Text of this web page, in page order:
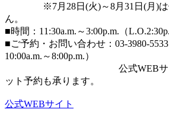
※7月28日(火)～8月31日(月)は
ん。
■時間：11:30a.m.～3:00p.m.（
■ご予約・お問い合わせ：03-3980-
10:00a.m.～8:00p.m.）
公式WEBサイトよ
ット予約も承ります。
公式WEBサイト